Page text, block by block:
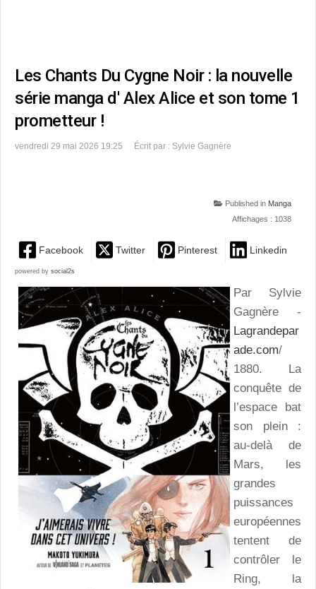
Les Chants Du Cygne Noir : la nouvelle
série manga d' Alex Alice et son tome 1
prometteur !
vendredi 29 mai 2026 19:25 Écrit par : Sylvie Gagnère
Published in Manga
Affichages : 1038
Facebook Twitter Pinterest Linkedin
powered by social2s
Par Sylvie
Gagnère -
Lagrandepar
ade.com/
1880. La
conquête de
l’espace bat
son plein :
au-delà de
Mars, les
grandes
puissances
européennes
tentent de
contrôler le
Ring, la